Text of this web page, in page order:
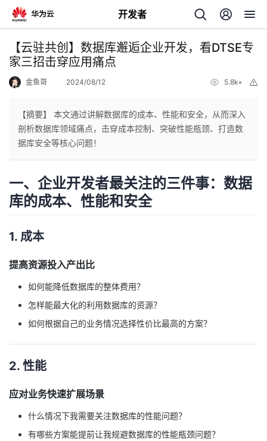
开发者
返
回
个
主
页
的
开
发
者
的
博
我
的
坛
我
圈
的
我
【云驻共创】数据库邂逅企业开发，看DTSE专
家三招击穿应用痛点
金鱼哥 2024/08/12 5.8k+
【摘要】 本文通过讲解数据库的成本、性能和安全，从而深入
剖析数据库领域痛点，击穿成本控制、突破性能瓶颈、打造数
据库安全等核心问题！
一、企业开发者最关注的三件事：数据
库的成本、性能和安全
1. 成本
提高资源投入产出比
如何能降低数据库的整体费用？
怎样能最大化的利用数据库的资源？
如何根据自己的业务情况选择性价比最高的方案？
2. 性能
应对业务快速扩展场景
什么情况下我需要关注数据库的性能问题？
有哪些方案能提前让我规避数据库的性能瓶颈问题？